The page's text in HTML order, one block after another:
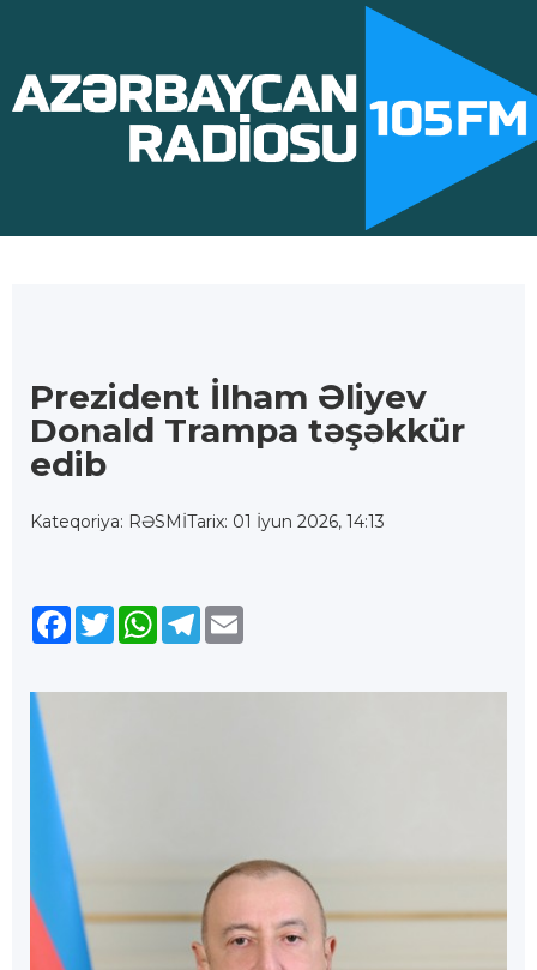
Prezident İlham Əliyev
Donald Trampa təşəkkür
edib
Kateqoriya: RƏSMİTarix: 01 İyun 2026, 14:13
Facebook
TwitterWhatsApp
Telegram